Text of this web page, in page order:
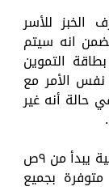
للأسر
انه سيتم
بطاقة التموين
اشهر وكذلك نفس الأمر مع
أو 300 جنيه، وفي حالة أنه غير
من الجدير بالذكر أن صرف المقررات التموينية يبدأ من ٩ص
متوفرة بجميع